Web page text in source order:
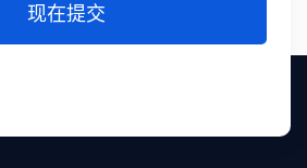
现在提交